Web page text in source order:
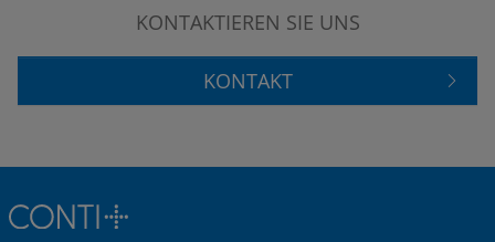
KONTAKTIEREN SIE UNS
KONTAKT